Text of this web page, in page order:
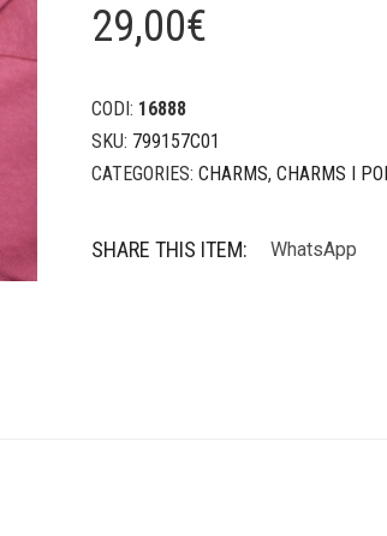
29,00€
CODI: 16888
SKU: 799157C01
CATEGORIES: CHARMS, CHARMS I
SHARE THIS ITEM: WhatsApp